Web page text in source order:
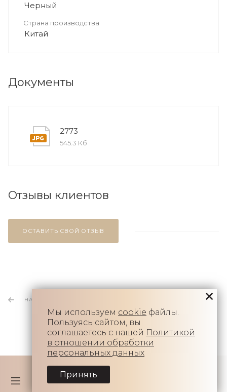
Черный
Страна производства
Китай
Документы
2773
545.3 Кб
Отзывы клиентов
ОСТАВИТЬ СВОЙ ОТЗЫВ
НАЗАД К СПИСКУ
Мы используем cookie файлы.
Пользуясь сайтом, вы
соглашаетесь с нашей Политикой
в отношении обработки
персональных данных
Принять